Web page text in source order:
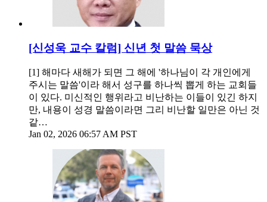
[신성욱 교수 칼럼] 신년 첫 말씀 묵상
[1] 해마다 새해가 되면 그 해에 '하나님이 각 개인에게
주시는 말씀'이라 해서 성구를 하나씩 뽑게 하는 교회들
이 있다. 미신적인 행위라고 비난하는 이들이 있긴 하지
만, 내용이 성경 말씀이라면 그리 비난할 일만은 아닌 것
같…
Jan 02, 2026 06:57 AM PST